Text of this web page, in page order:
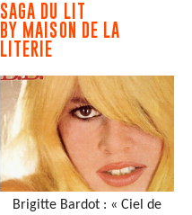
SAGA DU LIT
BY MAISON DE LA
LITERIE
Brigitte Bardot : « Ciel de